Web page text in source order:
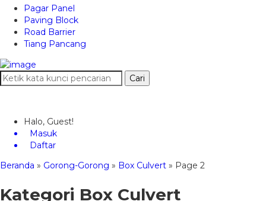
Pagar Panel
Paving Block
Road Barrier
Tiang Pancang
Cari
Halo, Guest!
Masuk
Daftar
Beranda » Gorong-Gorong » Box Culvert » Page 2
Kategori Box Culvert